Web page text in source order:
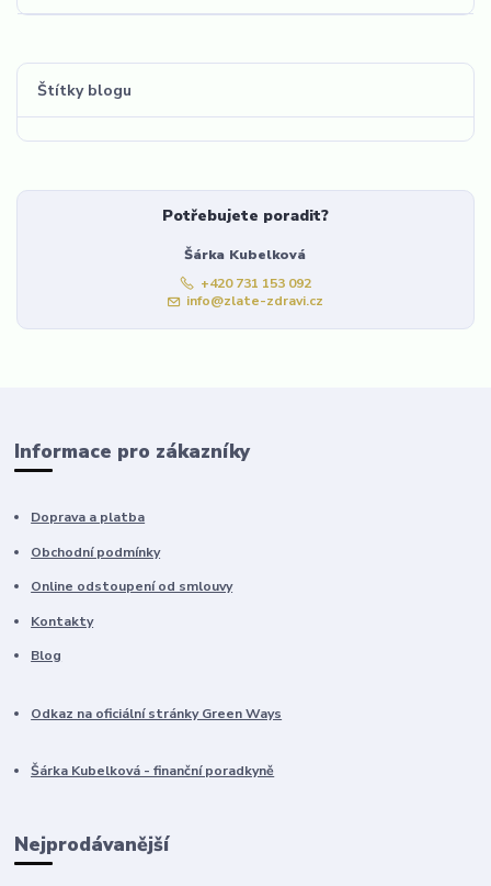
Štítky blogu
Potřebujete poradit?
Šárka Kubelková
+420 731 153 092
info@zlate-zdravi.cz
Informace pro zákazníky
Doprava a platba
Obchodní podmínky
Online odstoupení od smlouvy
Kontakty
Blog
Odkaz na oficiální stránky Green Ways
Šárka Kubelková - finanční poradkyně
Nejprodávanější